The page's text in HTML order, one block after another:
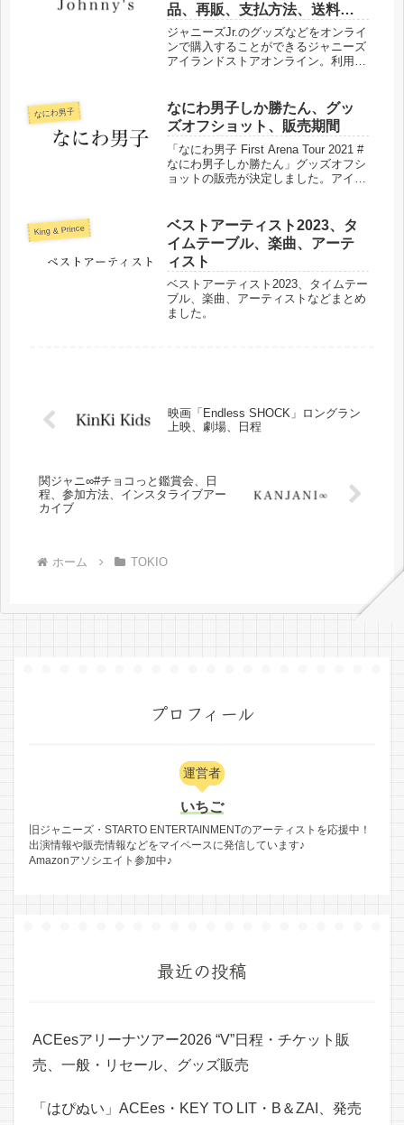
品、再販、支払方法、送料、
配送
ジャニーズJr.のグッズなどをオンライ
ンで購入することができるジャニーズ
アイランドストアオンライン。利用方
なにわ男子
なにわ男子しか勝たん、グッ
ズオフショット、販売期間
「なにわ男子 First Arena Tour 2021 #
なにわ男子しか勝たん」グッズオフシ
ョットの販売が決定しました。アイラ
とめました。
King & Prince
ベストアーティスト2023、タ
イムテーブル、楽曲、アーテ
ィスト
ベストアーティスト2023、タイムテー
ブル、楽曲、アーティストなどまとめ
ました。
映画「Endless SHOCK」ロングラン
上映、劇場、日程
関ジャニ∞#チョコっと鑑賞会、日
程、参加方法、インスタライブアー
カイブ
ホーム TOKIO
プロフィール
運営者
いちご
旧ジャニーズ・STARTO ENTERTAINMENTのアーティストを応援中！
出演情報や販売情報などをマイペースに発信しています♪
Amazonアソシエイト参加中♪
最近の投稿
ACEesアリーナツアー2026 “V”日程・チケット販
売、一般・リセール、グッズ販売
「はぴぬい」ACEes・KEY TO LIT・B＆ZAI、発売